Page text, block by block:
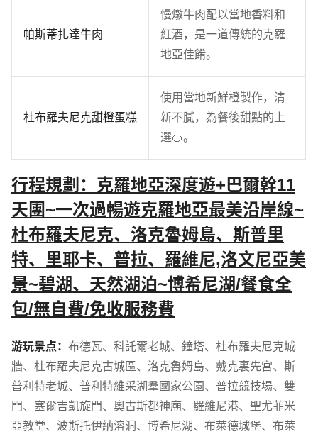
帕斯蒂扎達牛肉
慢燉牛肉配以當地香料和
紅酒，是一道傳統的克羅
地亞佳餚。
杜布羅夫尼克甜橙蛋糕
使用當地新鮮橙製作，清
新不膩，為餐後甜點的上
選🍊。
行程規劃：克羅地亞深度遊+巴爾幹11
天團~一次過暢遊克羅地亞最美沿岸線~
杜布羅夫尼克、洛克魯姆島、斯普里
特、里耶卡、普拉、羅維尼,洛文尼亞美
景~碧湖、天然湖泊~博希尼湖/餐食全
包/無自費/免收服務費
游玩景点： 布德瓦、 科託爾老城、 鐘塔、 杜布羅夫尼克城
牆、 杜布羅夫尼克古城區、 洛克魯姆島、 戴克裏先宮、 斯
普利特老城、 普利特維采湖羣國家公園 、 普拉競技場、 雙
門、 塞爾吉凱旋門、 奧古斯都神廟、 羅維尼港、 聖尤菲米
亞教堂、 波斯托伊納溶洞 、 博希尼湖、 布萊德城堡、 布萊